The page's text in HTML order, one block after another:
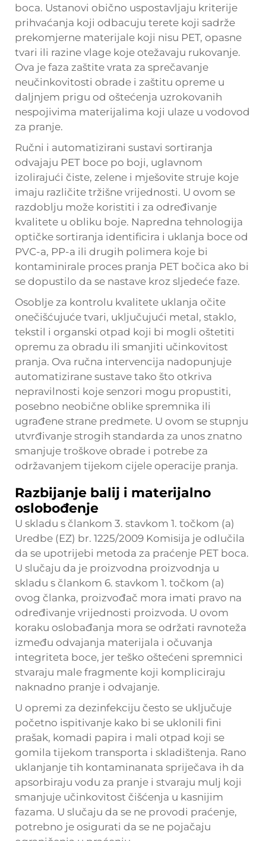
boca. Ustanovi obično uspostavljaju kriterije
prihvaćanja koji odbacuju terete koji sadrže
prekomjerne materijale koji nisu PET, opasne
tvari ili razine vlage koje otežavaju rukovanje.
Ova je faza zaštite vrata za sprečavanje
neučinkovitosti obrade i zaštitu opreme u
daljnjem prigu od oštećenja uzrokovanih
nespojivima materijalima koji ulaze u vodovod
za pranje.
Ručni i automatizirani sustavi sortiranja
odvajaju PET boce po boji, uglavnom
izolirajući čiste, zelene i mješovite struje koje
imaju različite tržišne vrijednosti. U ovom se
razdoblju može koristiti i za određivanje
kvalitete u obliku boje. Napredna tehnologija
optičke sortiranja identificira i uklanja boce od
PVC-a, PP-a ili drugih polimera koje bi
kontaminirale proces pranja PET bočica ako bi
se dopustilo da se nastave kroz sljedeće faze.
Osoblje za kontrolu kvalitete uklanja očite
onečišćujuće tvari, uključujući metal, staklo,
tekstil i organski otpad koji bi mogli oštetiti
opremu za obradu ili smanjiti učinkovitost
pranja. Ova ručna intervencija nadopunjuje
automatizirane sustave tako što otkriva
nepravilnosti koje senzori mogu propustiti,
posebno neobične oblike spremnika ili
ugrađene strane predmete. U ovom se stupnju
utvrđivanje strogih standarda za unos znatno
smanjuje troškove obrade i potrebe za
održavanjem tijekom cijele operacije pranja.
Razbijanje balij i materijalno
oslobođenje
U skladu s člankom 3. stavkom 1. točkom (a)
Uredbe (EZ) br. 1225/2009 Komisija je odlučila
da se upotrijebi metoda za praćenje PET boca.
U slučaju da je proizvodna proizvodnja u
skladu s člankom 6. stavkom 1. točkom (a)
ovog članka, proizvođač mora imati pravo na
određivanje vrijednosti proizvoda. U ovom
koraku oslobađanja mora se održati ravnoteža
između odvajanja materijala i očuvanja
integriteta boce, jer teško oštećeni spremnici
stvaraju male fragmente koji kompliciraju
naknadno pranje i odvajanje.
U opremi za dezinfekciju često se uključuje
početno ispitivanje kako bi se uklonili fini
prašak, komadi papira i mali otpad koji se
gomila tijekom transporta i skladištenja. Rano
uklanjanje tih kontaminanata spriječava ih da
apsorbiraju vodu za pranje i stvaraju mulj koji
smanjuje učinkovitost čišćenja u kasnijim
fazama. U slučaju da se ne provodi praćenje,
potrebno je osigurati da se ne pojačaju